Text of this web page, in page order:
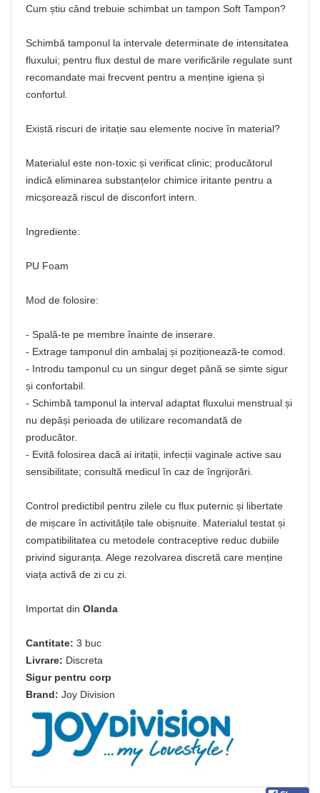
Cum știu când trebuie schimbat un tampon Soft Tampon?
Schimbă tamponul la intervale determinate de intensitatea
fluxului; pentru flux destul de mare verificările regulate sunt
recomandate mai frecvent pentru a menține igiena și
confortul.
Există riscuri de iritație sau elemente nocive în material?
Materialul este non-toxic și verificat clinic; producătorul
indică eliminarea substanțelor chimice iritante pentru a
micșorează riscul de disconfort intern.
Ingrediente:
PU Foam
Mod de folosire:
- Spală-te pe membre înainte de inserare.
- Extrage tamponul din ambalaj și poziționează-te comod.
- Introdu tamponul cu un singur deget până se simte sigur
și confortabil.
- Schimbă tamponul la interval adaptat fluxului menstrual și
nu depăși perioada de utilizare recomandată de
producător.
- Evită folosirea dacă ai iritații, infecții vaginale active sau
sensibilitate; consultă medicul în caz de îngrijorări.
Control predictibil pentru zilele cu flux puternic și libertate
de mișcare în activitățile tale obișnuite. Materialul testat și
compatibilitatea cu metodele contraceptive reduc dubiile
privind siguranța. Alege rezolvarea discretă care menține
viața activă de zi cu zi.
Importat din Olanda
Cantitate: 3 buc
Livrare: Discreta
Sigur pentru corp
Brand: Joy Division